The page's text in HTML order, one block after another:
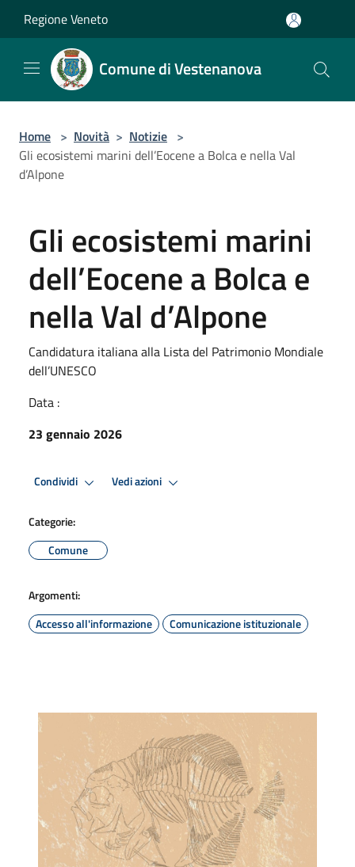
Regione Veneto
Comune di Vestenanova
Home > Novità > Notizie >
Gli ecosistemi marini dell’Eocene a Bolca e nella Val
d’Alpone
Gli ecosistemi marini
dell’Eocene a Bolca e
nella Val d’Alpone
Candidatura italiana alla Lista del Patrimonio Mondiale
dell’UNESCO
Data :
23 gennaio 2026
Condividi Vedi azioni
Categorie:
Comune
Argomenti:
Accesso all'informazione
Comunicazione istituzionale